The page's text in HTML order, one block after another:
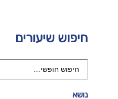
חיפוש שיעורים
נושא